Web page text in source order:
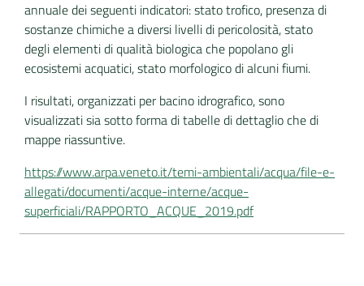
annuale dei seguenti indicatori: stato trofico, presenza di
sostanze chimiche a diversi livelli di pericolosità, stato
degli elementi di qualità biologica che popolano gli
ecosistemi acquatici, stato morfologico di alcuni fiumi.
I risultati, organizzati per bacino idrografico, sono
visualizzati sia sotto forma di tabelle di dettaglio che di
mappe riassuntive.
https://www.arpa.veneto.it/temi-ambientali/acqua/file-e-
allegati/documenti/acque-interne/acque-
superficiali/RAPPORTO_ACQUE_2019.pdf